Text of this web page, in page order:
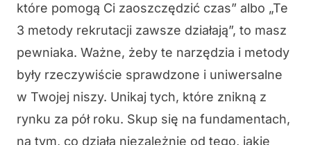
które pomogą Ci zaoszczędzić czas” albo „Te
3 metody rekrutacji zawsze działają”, to masz
pewniaka. Ważne, żeby te narzędzia i metody
były rzeczywiście sprawdzone i uniwersalne
w Twojej niszy. Unikaj tych, które znikną z
rynku za pół roku. Skup się na fundamentach,
na tym, co działa niezależnie od tego, jakie